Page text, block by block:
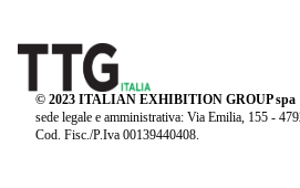
© 2023 ITALIAN EXHIBITION GROUP spa
sede legale e amministrativa: Via Emilia, 155 -
Cod. Fisc./P.Iva 00139440408.